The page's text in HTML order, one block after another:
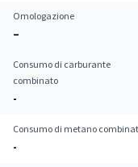
Omologazione
–
Consumo di carburante
combinato
-
Consumo di metano
-